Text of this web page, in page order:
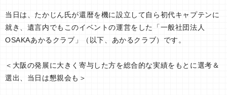
当日は、たかじん氏が還暦を機に設立して自ら初代キャプテンに
就き、遺言内でもこのイベントの運営をした「一般社団法人
OSAKAあかるクラブ」（以下、あかるクラブ）です。
＜大阪の発展に大きく寄与した方を総合的な実績をもとに選考＆
選出、当日は懇親会も＞